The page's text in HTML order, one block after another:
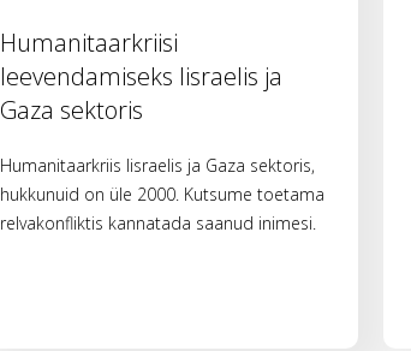
Humanitaarkriisi
leevendamiseks Iisraelis ja
Gaza sektoris
Humanitaarkriis Iisraelis ja Gaza sektoris,
hukkunuid on üle 2000. Kutsume toetama
relvakonfliktis kannatada saanud inimesi.